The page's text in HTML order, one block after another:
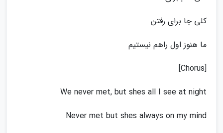
کلی جا برای رفتن
ما هنوز اول راهم نیستیم
[Chorus]
We never met, but shes all I see at night
Never met but shes always on my mind